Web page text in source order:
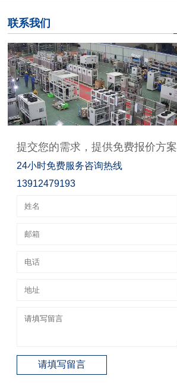
联系我们
提交您的需求，提供免费报价方案
24小时免费服务咨询热线
13912479193